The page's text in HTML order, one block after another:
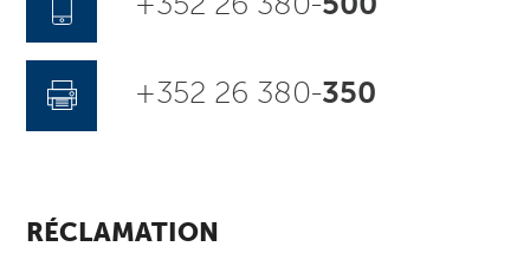
+352 26 380-350
RÉCLAMATION